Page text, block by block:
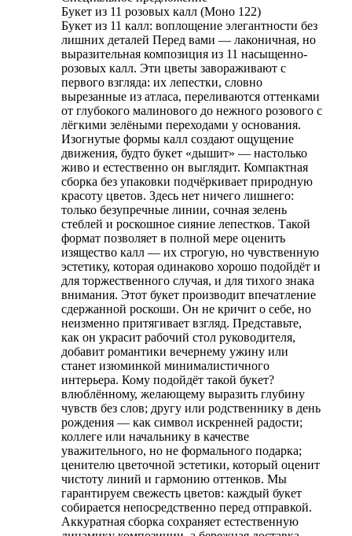
Букет из 11 розовых калл (Моно 122)
Букет из 11 калл: воплощение элегантности без
лишних деталей Перед вами — лаконичная, но
выразительная композиция из 11 насыщенно-
розовых калл. Эти цветы завораживают с
первого взгляда: их лепестки, словно
вырезанные из атласа, переливаются оттенками
от глубокого малинового до нежного розового с
лёгкими зелёными переходами у основания.
Изогнутые формы калл создают ощущение
движения, будто букет «дышит» — настолько
живо и естественно он выглядит. Компактная
сборка без упаковки подчёркивает природную
красоту цветов. Здесь нет ничего лишнего:
только безупречные линии, сочная зелень
стеблей и роскошное сияние лепестков. Такой
формат позволяет в полной мере оценить
изящество калл — их строгую, но чувственную
эстетику, которая одинаково хорошо подойдёт и
для торжественного случая, и для тихого знака
внимания. Этот букет производит впечатление
сдержанной роскоши. Он не кричит о себе, но
неизменно притягивает взгляд. Представьте,
как он украсит рабочий стол руководителя,
добавит романтики вечернему ужину или
станет изюминкой минималистичного
интерьера. Кому подойдёт такой букет?
влюблённому, желающему выразить глубину
чувств без слов; другу или родственнику в день
рождения — как символ искренней радости;
коллеге или начальнику в качестве
уважительного, но не формального подарка;
ценителю цветочной эстетики, который оценит
чистоту линий и гармонию оттенков. Мы
гарантируем свежесть цветов: каждый букет
собирается непосредственно перед отправкой.
Аккуратная сборка сохраняет естественную